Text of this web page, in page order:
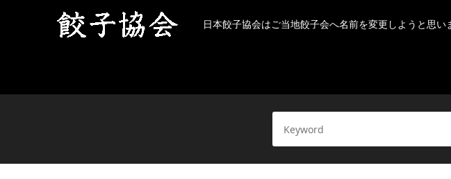
日本餃子協会はご当地餃子会へ名前を変更しようと思